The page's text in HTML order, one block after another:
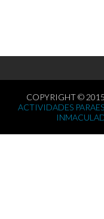
COPYRIGHT © 2015
ACTIVIDADES